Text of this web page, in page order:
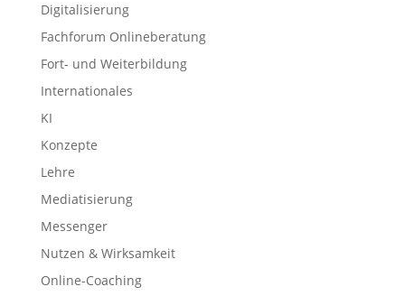
Digitalisierung
Fachforum Onlineberatung
Fort- und Weiterbildung
Internationales
KI
Konzepte
Lehre
Mediatisierung
Messenger
Nutzen & Wirksamkeit
Online-Coaching